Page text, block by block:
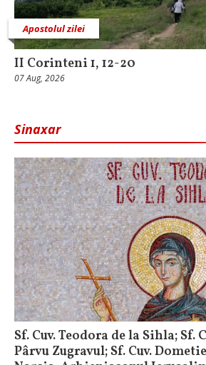
Apostolul zilei
II Corinteni 1, 12-20
07 Aug, 2026
Sinaxar
Sf. Cuv. Teodora de la Sihla; Sf.
Pârvu Zugravul; Sf. Cuv.